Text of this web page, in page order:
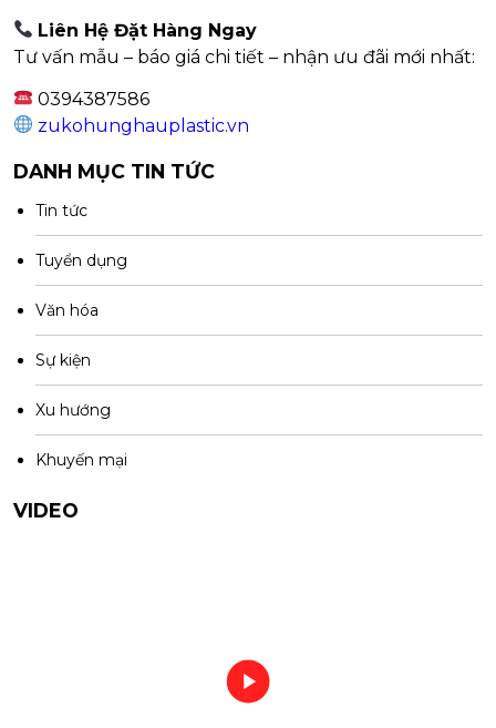
Liên Hệ Đặt Hàng Ngay
Tư vấn mẫu – báo giá chi tiết – nhận ưu đãi mới nhất:
0394387586
zukohunghauplastic.vn
DANH MỤC TIN TỨC
Tin tức
Tuyển dụng
Văn hóa
Sự kiện
Xu hướng
Khuyến mại
VIDEO